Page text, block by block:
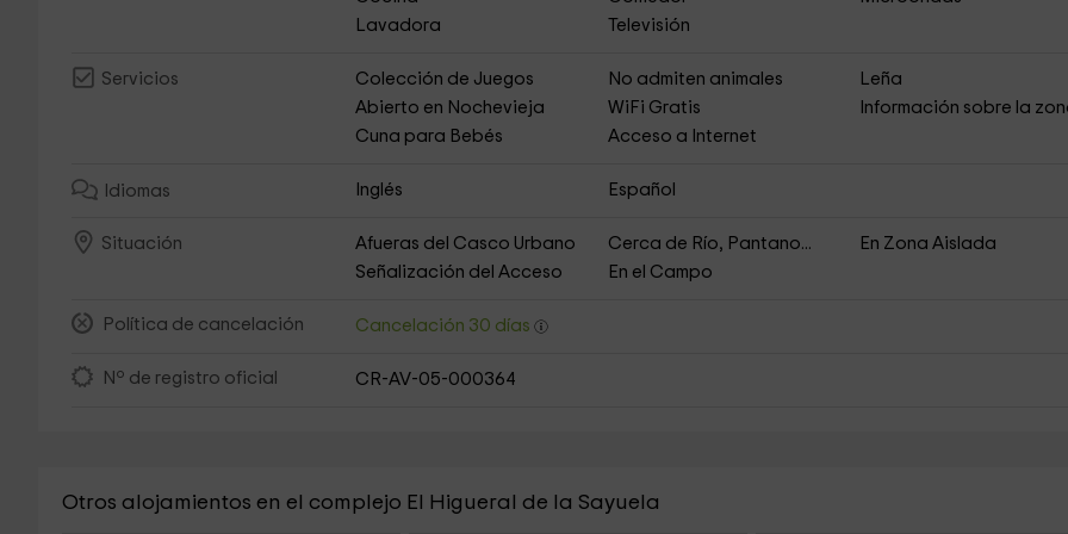
Lavadora
Televisión
Servicios Colección de Juegos No admiten animales
Leña
Abierto en Nochevieja
WiFi Gratis
Información sobre la
Cuna para Bebés
Acceso a Internet
Idiomas Inglés Español
Situación Afueras del Casco Urbano Cerca de Río, Pantano...
En Zona Aislada
Señalización del Acceso
En el Campo
Política de cancelación Cancelación 30 días
Nº de registro oficial CR-AV-05-000364
Otros alojamientos en el complejo El Higueral de la Sayuela